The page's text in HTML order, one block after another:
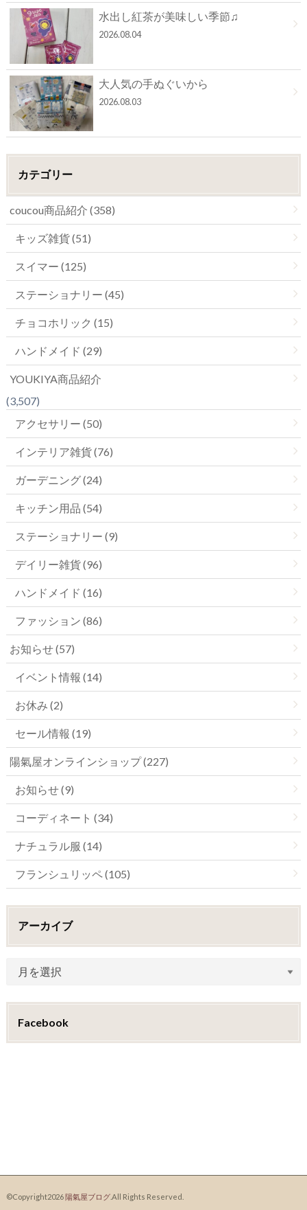
水出し紅茶が美味しい季節♫
2026.08.04
大人気の手ぬぐいから
2026.08.03
カテゴリー
coucou商品紹介 (358)
キッズ雑貨 (51)
スイマー (125)
ステーショナリー (45)
チョコホリック (15)
ハンドメイド (29)
YOUKIYA商品紹介
(3,507)
アクセサリー (50)
インテリア雑貨 (76)
ガーデニング (24)
キッチン用品 (54)
ステーショナリー (9)
デイリー雑貨 (96)
ハンドメイド (16)
ファッション (86)
お知らせ (57)
イベント情報 (14)
お休み (2)
セール情報 (19)
陽氣屋オンラインショップ (227)
お知らせ (9)
コーディネート (34)
ナチュラル服 (14)
フランシュリッペ (105)
アーカイブ
Facebook
©Copyright2026陽氣屋ブログ.All Rights Reserved.